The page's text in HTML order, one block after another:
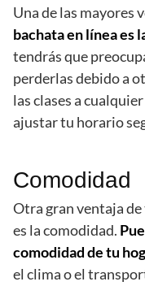
Una de las mayores
bachata en línea es
tendrás que
perderlas debido a
las clases a
ajustar tu horario
Comodidad
Otra gran ventaja de
es la comodidad.
comodidad de tu
el clima o el